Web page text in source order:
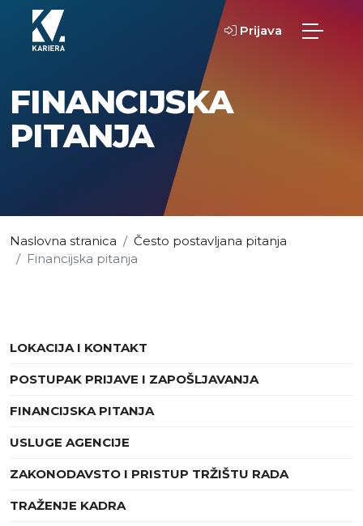
Prijava
FINANCIJSKA
PITANJA
Naslovna stranica
Često postavljana pitanja
Financijska pitanja
LOKACIJA I KONTAKT
POSTUPAK PRIJAVE I ZAPOŠLJAVANJA
FINANCIJSKA PITANJA
USLUGE AGENCIJE
ZAKONODAVSTO I PRISTUP TRŽIŠTU RADA
TRAŽENJE KADRA